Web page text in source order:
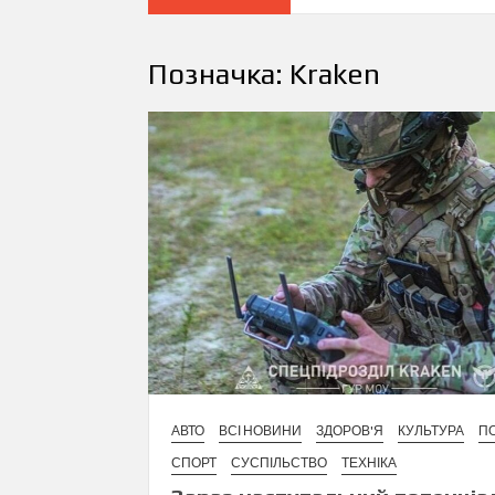
Позначка: Kraken
АВТО ВСІ НОВИНИ ЗДОРОВ'Я КУЛЬТУРА
СПОРТ
СУСПІЛЬСТВО ТЕХНІКА